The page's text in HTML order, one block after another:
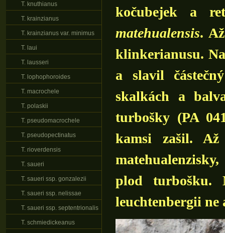
kočubejek a
matehualensis.
klinkerianusu.
a slavil
skalkách a
turbošky (PA
kamsi zašil.
plod
leuchtenbergii ne
T. knuthianus
T. krainzianus
T. krainzianus var. minimus
T. laui
T. lausseri
T. lophophoroides
T. macrochele
T. polaskii
T. pseudomacrochele
T. pseudopectinatus
T. rioverdensis
T. saueri
T. saueri ssp. gonzalezii
T. saueri ssp. nelissae
T. saueri ssp. septentrionalis
T. schmiedickeanus